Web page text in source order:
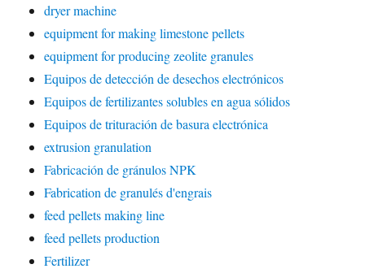
dryer machine
equipment for making limestone pellets
equipment for producing zeolite granules
Equipos de detección de desechos electrónicos
Equipos de fertilizantes solubles en agua sólidos
Equipos de trituración de basura electrónica
extrusion granulation
Fabricación de gránulos NPK
Fabrication de granulés d'engrais
feed pellets making line
feed pellets production
Fertilizer